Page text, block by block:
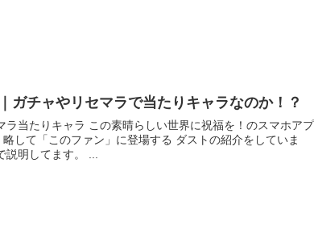
ガチャやリセマラで当たりキャラなのか！？
世界に祝福を！のスマホアプ
して「このファン」に登場する ダストの紹介をしていま